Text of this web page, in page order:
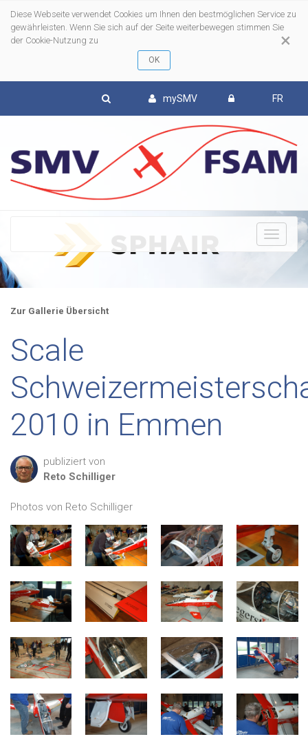
×
Diese Webseite verwendet Cookies um Ihnen den bestmöglichen Service zu
gewährleisten. Wenn Sie sich auf der Seite weiterbewegen stimmen Sie
der Cookie-Nutzung zu
mySMV FR
Zur Gallerie Übersicht
Scale
2010 in Emmen
publiziert von
Reto Schilliger
Photos von Reto Schilliger